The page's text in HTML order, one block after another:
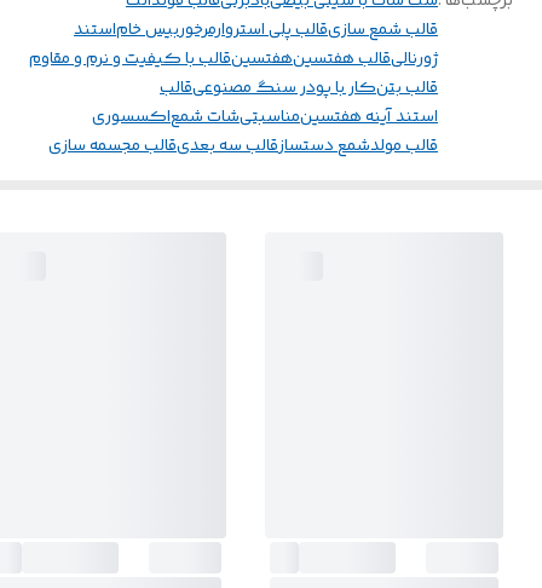
قالب شمع سازیقالب پلی استروارمرخوربیس خاماستند
ژورنالیقالب هفتسینهفتسینقالب با کیفیت و نرم و مقاوم
قالب بتنکار با پودر سنگ مصنوعیقالب
استند آینه هفتسینمناسبتیشات شمعاکسسوری
قالب مولدشمع دستسازقالب سه بعدیقالب مجسمه سازی